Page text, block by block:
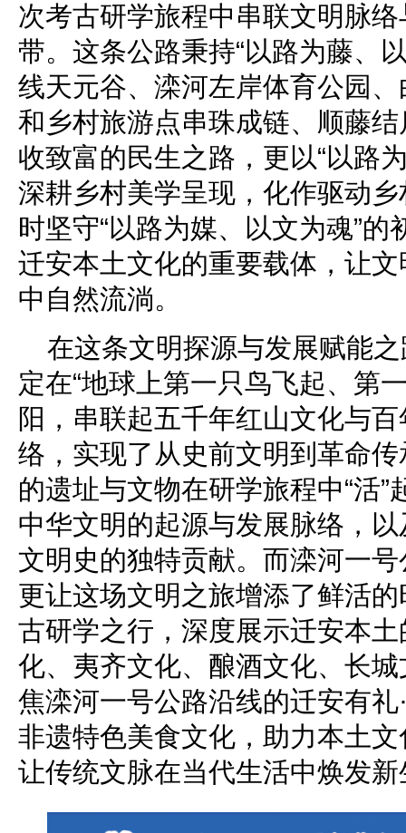
次考古研学旅程中串联文明脉
带。这条公路秉持“以路为藤、
线天元谷、滦河左岸体育公园
和乡村旅游点串珠成链、顺藤
收致富的民生之路，更以“以路
深耕乡村美学呈现，化作驱动
时坚守“以路为媒、以文为魂”
迁安本土文化的重要载体，让
中自然流淌。
在这条文明探源与发展赋能
定在“地球上第一只鸟飞起、第
阳，串联起五千年红山文化与
络，实现了从史前文明到革命
的遗址与文物在研学旅程中“活
中华文明的起源与发展脉络，
文明史的独特贡献。而滦河一
更让这场文明之旅增添了鲜活
古研学之行，深度展示迁安本
化、夷齐文化、酿酒文化、长
焦滦河一号公路沿线的迁安有
非遗特色美食文化，助力本土
让传统文脉在当代生活中焕发新